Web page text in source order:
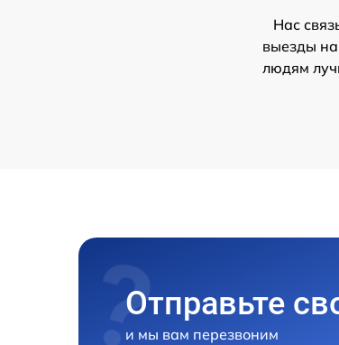
Нас
выезды
людям
Отправьте
и мы вам перезвоним